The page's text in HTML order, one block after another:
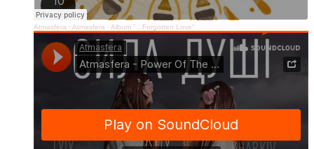
Atmasfera · Atmasfera - Album "...Forgotten Love"